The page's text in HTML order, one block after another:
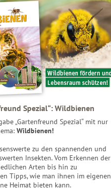
Spezial“: Wildbienen
„Gartenfreund Spezial“ mit nur
Wildbienen!
zu den spannenden und
Insekten. Vom Erkennen der
Arten bis hin zu
Tipps, wie man ihnen im eigenen
Heimat bieten kann.